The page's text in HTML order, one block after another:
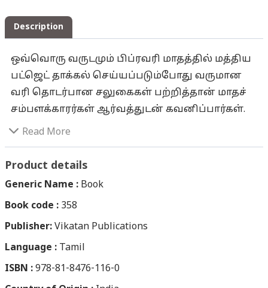
Description
ஒவ்வொரு வருடமும் பிப்ரவரி மாதத்தில் மத்திய
பட்ஜெட் தாக்கல் செய்யப்படும்போது வருமான
வரி தொடர்பான சலுகைகள் பற்றித்தான் மாதச்
சம்பளக்காரர்கள் ஆர்வத்துடன் கவனிப்பார்கள்.
பட்ஜெட்டில் வருமான வரிக்கான உச்சவரம்பு
முகங்களில் பிரகாசம் கூடும்! அதே மாதிரி மார்ச்
நாளன்று வருமான வரித்துறை அலுவலகத்தில்
கூட்டம் அலைமோதும்! அந்த அளவுக்கு
முக்கியத்துவம் வாய்ந்த வருமான வரி பற்றிய
Read More
Product details
Generic Name : Book
Book code : 358
Publisher: Vikatan Publications
Language : Tamil
ISBN : 978-81-8476-116-0